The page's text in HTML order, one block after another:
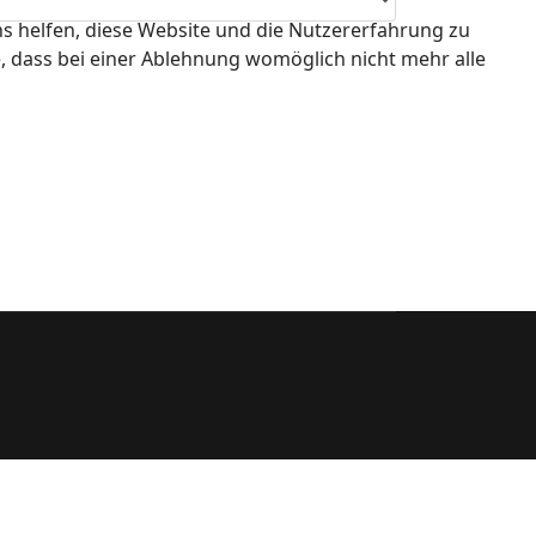
helfen, diese Website und die Nutzererfahrung zu
dass bei einer Ablehnung womöglich nicht mehr alle